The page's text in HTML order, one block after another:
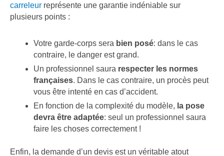
carreleur représente une garantie indéniable sur
plusieurs points :
Votre garde-corps sera bien posé: dans le cas
contraire, le danger est grand.
Un professionnel saura respecter les normes
françaises. Dans le cas contraire, un procès peut
vous être intenté en cas d’accident.
En fonction de la complexité du modèle, la pose
devra être adaptée: seul un professionnel saura
faire les choses correctement !
Enfin, la demande d’un devis est un véritable atout